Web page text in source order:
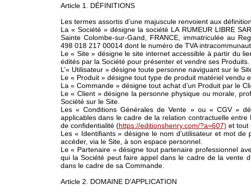
Article 1. DÉFINITIONS
Les termes assortis d’une majuscule renvoient aux
La « Société » désigne la société LA RUMEUR LIBRE
Sainte Colombe-sur-Gand, FRANCE, immatriculée au
498 018 217 00014 dont le numéro de TVA
Le « Site » désigne le site internet accessible à partir du
édités par la Société pour présenter et vendre ses Produits.
L’« Utilisateur » désigne toute personne naviguant sur le
Le « Produit » désigne tout type de produit matériel vendu
La « Commande » désigne tout achat d’un Produit par le
Le « Client » désigne la personne physique ou morale,
Société sur le Site.
Les « Conditions Générales de Vente » ou « CGV »
applicables dans le cadre de la relation contractuelle
de confidentialité (https://editionshenry.com/?a=607) et tout
Les « Identifiants » désigne le nom d’utilisateur et mot
accéder, via le Site, à son espace personnel.
Le « Partenaire » désigne tout partenaire professionnel
qui la Société peut faire appel dans le cadre de la vente
dans le cadre de sa Commande.
Article 2. DOMAINE D’APPLICATION